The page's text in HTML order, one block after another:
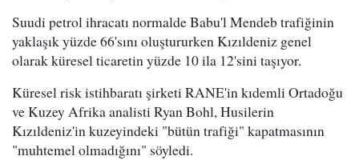
Suudi petrol ihracatı normalde Babu'l Mendeb trafiğinin
yaklaşık yüzde 66'sını oluştururken Kızıldeniz genel
olarak küresel ticaretin yüzde 10 ila 12'sini taşıyor.
Küresel risk istihbaratı şirketi RANE'in kıdemli Ortadoğu
ve Kuzey Afrika analisti Ryan Bohl, Husilerin
Kızıldeniz'in kuzeyindeki "bütün trafiği" kapatmasının
"muhtemel olmadığını" söyledi.